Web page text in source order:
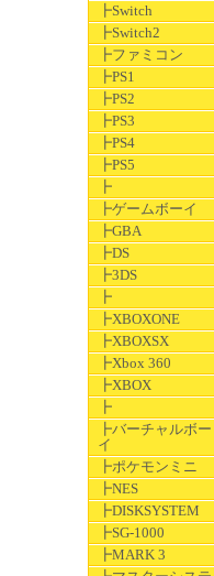
┣Switch
┣Switch2
┣ファミコン
┣PS1
┣PS2
┣PS3
┣PS4
┣PS5
┣
┣ゲームボーイ
┣GBA
┣DS
┣3DS
┣
┣XBOXONE
┣XBOXSX
┣Xbox 360
┣XBOX
┣
┣バーチャルボー
イ
┣ポケモンミニ
┣NES
┣DISKSYSTEM
┣SG-1000
┣MARK 3